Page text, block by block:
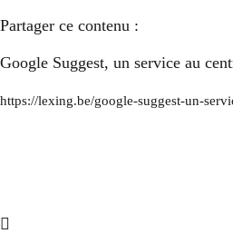
Partager ce contenu :
Google Suggest, un service au
https://lexing.be/google-suggest-un-